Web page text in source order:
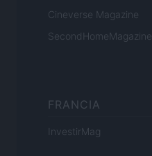
Cineverse Magazine
SecondHomeMagazine
FRANCIA
InvestirMag